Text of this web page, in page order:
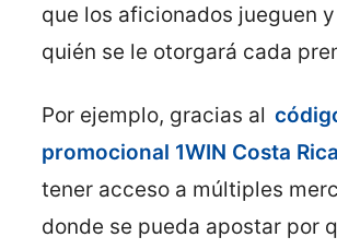
que los aficionados jueguen
quién se le otorgará cada
Por ejemplo, gracias al
promocional 1WIN Costa Rica
tener acceso a múltiples
donde se pueda apostar por